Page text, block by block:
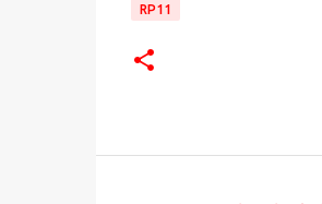
RP11